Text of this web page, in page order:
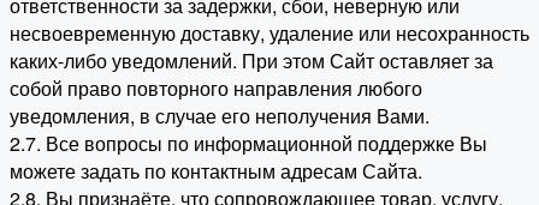
ответственности за задержки, сбои, неверную или
несвоевременную доставку, удаление или несохранность
каких-либо уведомлений. При этом Сайт оставляет за
собой право повторного направления любого
уведомления, в случае его неполучения Вами.
2.7. Все вопросы по информационной поддержке Вы
можете задать по контактным адресам Сайта.
2.8. Вы признаёте, что сопровождающее товар, услугу,